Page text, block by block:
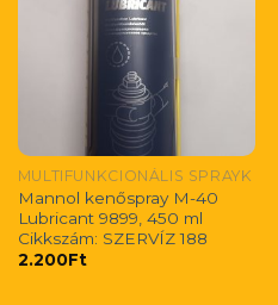
MULTIFUNKCIONÁLIS SPRAYK
Mannol kenőspray M-40
Lubricant 9899, 450 ml
Cikkszám: SZERVÍZ 188
2.200Ft